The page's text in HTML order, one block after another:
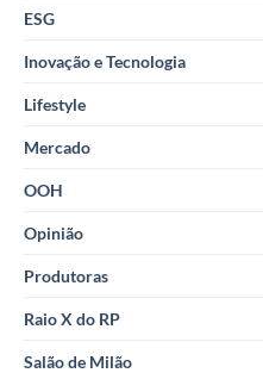
ESG
Inovação e Tecnologia
Lifestyle
Mercado
OOH
Opinião
Produtoras
Raio X do RP
Salão de Milão